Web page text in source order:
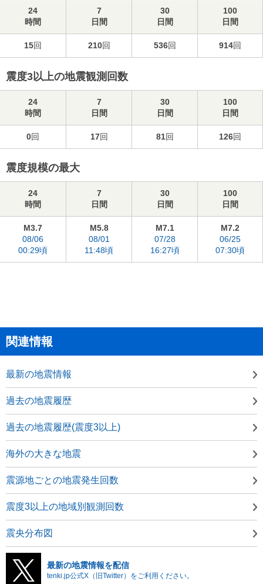
24
時間
7
日間
30
日間
100
日間
15回 210回 536回 914回
震度3以上の地震観測回数
24
時間
7
日間
30
日間
100
日間
0回 17回 81回 126回
震度規模の最大
24
時間
7
日間
30
日間
100
日間
M3.7
08/06
00:29頃
M5.8
08/01
11:48頃
M7.1
07/28
16:27頃
M7.2
06/25
07:30頃
関連情報
最新の地震情報
過去の地震履歴
過去の地震履歴(震度3以上)
海外の大きな地震
震源地ごとの地震発生回数
震度3以上の地域別観測回数
震央分布図
最新の地震情報を配信
tenki.jp公式X（旧Twitter）をご利用ください。